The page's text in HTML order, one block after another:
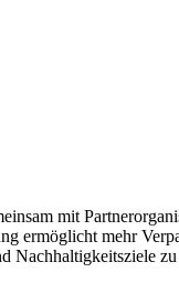
mit
mehr
Nachhaltigkeitsziele zu